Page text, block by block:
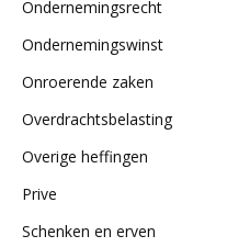
Ondernemingsrecht
Ondernemingswinst
Onroerende zaken
Overdrachtsbelasting
Overige heffingen
Prive
Schenken en erven